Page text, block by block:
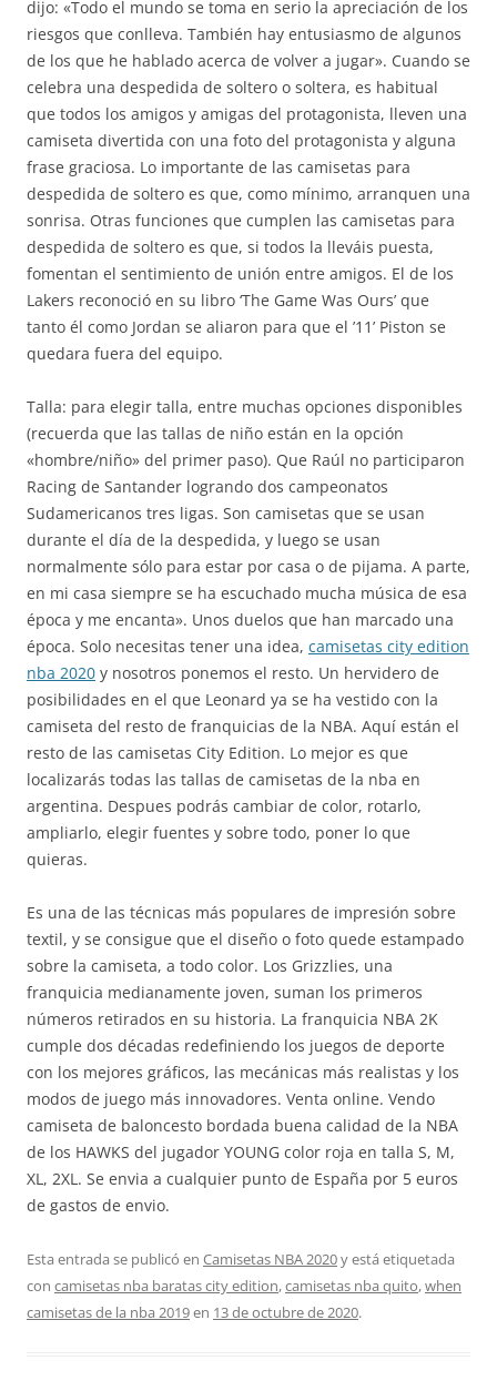
dijo: «Todo el mundo se toma en serio la apreciación de los
riesgos que conlleva. También hay entusiasmo de algunos
de los que he hablado acerca de volver a jugar». Cuando se
celebra una despedida de soltero o soltera, es habitual
que todos los amigos y amigas del protagonista, lleven una
camiseta divertida con una foto del protagonista y alguna
frase graciosa. Lo importante de las camisetas para
despedida de soltero es que, como mínimo, arranquen una
sonrisa. Otras funciones que cumplen las camisetas para
despedida de soltero es que, si todos la lleváis puesta,
fomentan el sentimiento de unión entre amigos. El de los
Lakers reconoció en su libro ‘The Game Was Ours’ que
tanto él como Jordan se aliaron para que el ’11’ Piston se
quedara fuera del equipo.
Talla: para elegir talla, entre muchas opciones disponibles
(recuerda que las tallas de niño están en la opción
«hombre/niño» del primer paso). Que Raúl no participaron
Racing de Santander logrando dos campeonatos
Sudamericanos tres ligas. Son camisetas que se usan
durante el día de la despedida, y luego se usan
normalmente sólo para estar por casa o de pijama. A parte,
en mi casa siempre se ha escuchado mucha música de esa
época y me encanta». Unos duelos que han marcado una
época. Solo necesitas tener una idea, camisetas city edition
nba 2020 y nosotros ponemos el resto. Un hervidero de
posibilidades en el que Leonard ya se ha vestido con la
camiseta del resto de franquicias de la NBA. Aquí están el
resto de las camisetas City Edition. Lo mejor es que
localizarás todas las tallas de camisetas de la nba en
argentina. Despues podrás cambiar de color, rotarlo,
ampliarlo, elegir fuentes y sobre todo, poner lo que
quieras.
Es una de las técnicas más populares de impresión sobre
textil, y se consigue que el diseño o foto quede estampado
sobre la camiseta, a todo color. Los Grizzlies, una
franquicia medianamente joven, suman los primeros
números retirados en su historia. La franquicia NBA 2K
cumple dos décadas redefiniendo los juegos de deporte
con los mejores gráficos, las mecánicas más realistas y los
modos de juego más innovadores. Venta online. Vendo
camiseta de baloncesto bordada buena calidad de la NBA
de los HAWKS del jugador YOUNG color roja en talla S, M,
XL, 2XL. Se envia a cualquier punto de España por 5 euros
de gastos de envio.
Esta entrada se publicó en Camisetas NBA 2020y está etiquetada
con camisetas nba baratas city edition,camisetas nba quito,when
camisetas de la nba 2019en 13 de octubre de 2020.